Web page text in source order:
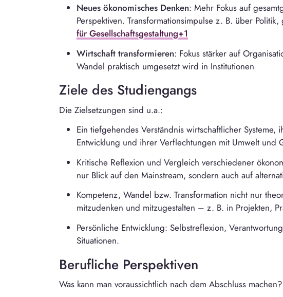
Neues ökonomisches Denken: Mehr Fokus auf
Perspektiven. Transformationsimpulse z. B. über
für Gesellschaftsgestaltung+1
Wirtschaft transformieren: Fokus stärker auf
Wandel praktisch umgesetzt wird in Institutionen
Ziele des Studiengangs
Die Zielsetzungen sind u.a.:
Ein tiefgehendes Verständnis wirtschaftlicher
Entwicklung und ihrer Verflechtungen mit Umwelt und
Kritische Reflexion und Vergleich verschiedener
nur Blick auf den Mainstream, sondern auch auf
Kompetenz, Wandel bzw. Transformation nicht nur
mitzudenken und mitzugestalten – z. B. in Projekten,
Persönliche Entwicklung: Selbstreflexion,
Situationen.
Berufliche Perspektiven
Was kann man voraussichtlich nach dem Abschluss